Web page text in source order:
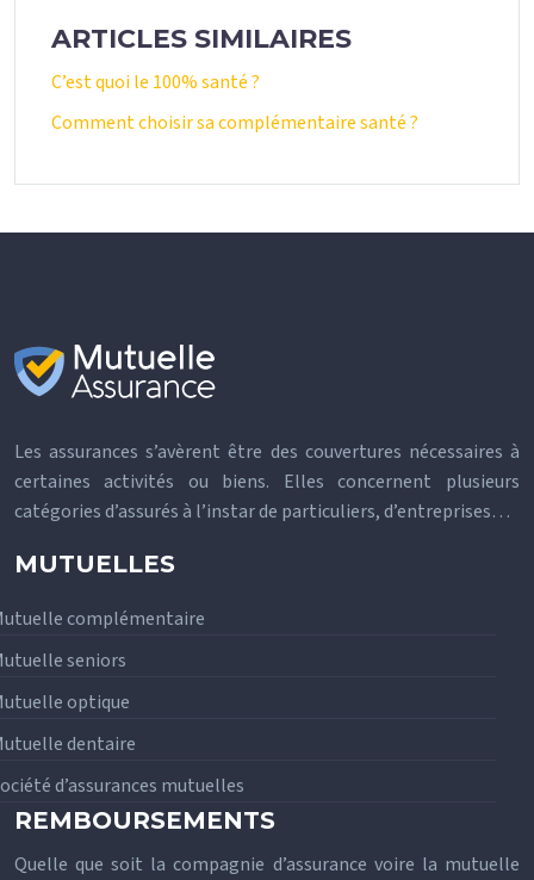
ARTICLES SIMILAIRES
C’est quoi le 100% santé ?
Comment choisir sa complémentaire santé ?
Les assurances s’avèrent être des couvertures nécessaires à
certaines activités ou biens. Elles concernent plusieurs
catégories d’assurés à l’instar de particuliers, d’entreprises…
MUTUELLES
complémentaire
seniors
optique
dentaire
d’assurances mutuelles
REMBOURSEMENTS
Quelle que soit la compagnie d’assurance voire la mutuelle